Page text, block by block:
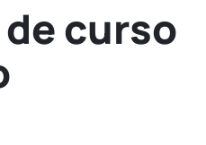
curso